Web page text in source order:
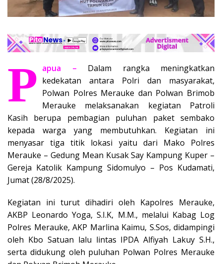
P apua – Dalam rangka meningkatkan
kedekatan antara Polri dan masyarakat,
Polwan Polres Merauke dan Polwan Brimob
Merauke melaksanakan kegiatan Patroli
Kasih berupa pembagian puluhan paket sembako
kepada warga yang membutuhkan. Kegiatan ini
menyasar tiga titik lokasi yaitu dari Mako Polres
Merauke – Gedung Mean Kusak Say Kampung Kuper –
Gereja Katolik Kampung Sidomulyo – Pos Kudamati,
Jumat (28/8/2025).
Kegiatan ini turut dihadiri oleh Kapolres Merauke,
AKBP Leonardo Yoga, S.I.K, M.M., melalui Kabag Log
Polres Merauke, AKP Marlina Kaimu, S.Sos, didampingi
oleh Kbo Satuan lalu lintas IPDA Alfiyah Lakuy S.H.,
serta didukung oleh puluhan Polwan Polres Merauke